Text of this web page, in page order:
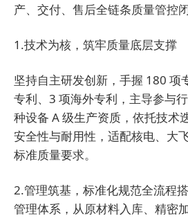
产、交付、售后全链条质量管控
1.技术为核，筑牢质量底层支撑
坚持自主研发创新，手握 180 项
专利、3 项海外专利，主导参与
种设备 A 级生产资质，依托技术
安全性与耐用性，适配核电、大
标准质量要求。
2.管理筑基，标准化规范全流程
管理体系，从原材料入库、精密